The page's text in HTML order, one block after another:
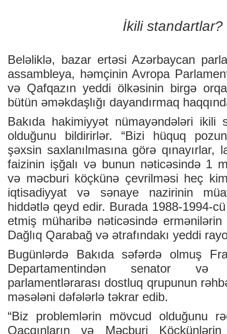
İkili standartlar?
Beləliklə, bazar ertəsi Azərbaycan
assambleya, həmçinin Avropa
və Qafqazın yeddi ölkəsinin birgə
bütün əməkdaşlığı dayandırmaq
Bakıda hakimiyyət nümayəndələri ikili
olduğunu bildirirlər. “Bizi hüquq
şəxsin saxlanılmasına görə qınayırlar,
faizinin işğalı və bunun nəticəsində 1
və məcburi köçkünə çevrilməsi heç
iqtisadiyyat və sənaye nazirinin
hiddətlə qeyd edir. Burada 1988-1994-
etmiş müharibə nəticəsində ermənilərin
Dağlıq Qarabağ və ətrafındakı yeddi
Bugünlərdə Bakıda səfərdə olmuş
Departamentindən senator və
parlamentlərarası dostluq qrupunun
məsələni dəfələrlə təkrar edib.
“Biz problemlərin mövcud olduğunu
Qaçqınların və Məcburi